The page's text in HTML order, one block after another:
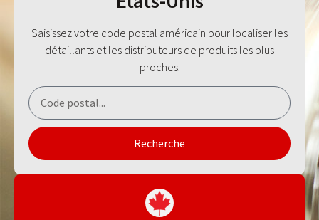
Saisissez votre code postal américain pour localiser les
détaillants et les distributeurs de produits les plus
proches.
Recherche